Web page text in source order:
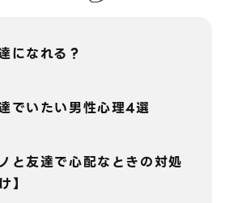
になれる？
でいたい男性心理4選
と友達で心配なときの対処
】